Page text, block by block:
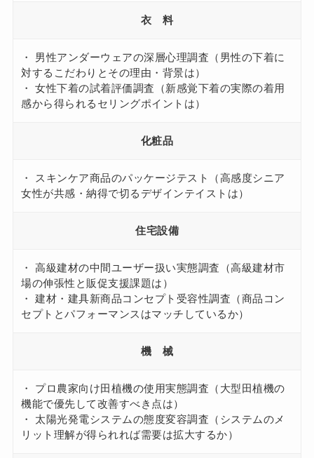
衣 料
・ 男性アンダーウェアの深層心理調査（男性の下着に
対するこだわりとその理由・背景は）
・ 女性下着の試着評価調査（新感覚下着の実際の着用
感から得られるセリングポイントは）
化粧品
・ スキンケア商品のパッケージテスト（高感度シニア
女性が共感・納得で切るデザインテイストは）
住宅設備
・ 高級建材の中間ユーザー扱い実態調査（高級建材市
場の伸張性と販促支援課題は）
・ 建材・建具新商品コンセプト受容性調査（商品コン
セプトとパフォーマンスはマッチしているか）
機 械
・ プロ農家向け田植機の使用実態調査（大型田植機の
機能で優先して改善すべき点は）
・ 太陽光発電システムの態度変容調査（システムのメ
リット理解が得られれば需要は拡大するか）